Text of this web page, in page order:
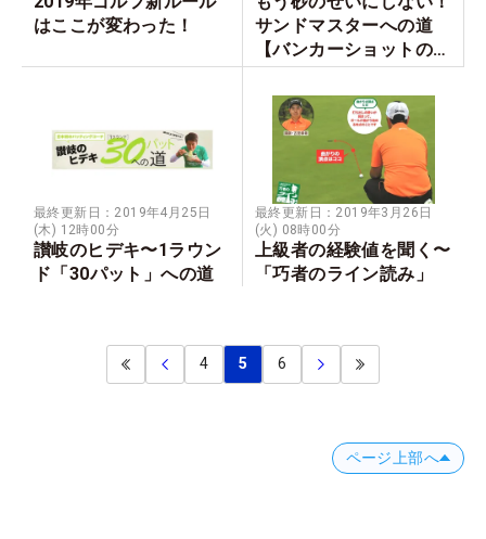
はここが変わった！
サンドマスターへの道
【バンカーショットの打
ち方】
最終更新日：2019年4月25日
(木) 12時00分
讃岐のヒデキ〜1ラウン
ド「30パット」への道
最終更新日：2019年3月26日
(火) 08時00分
上級者の経験値を聞く〜
「巧者のライン読み」
4 5 6
ページ上部へ